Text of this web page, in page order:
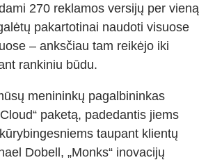
270 reklamos versijų per vieną
pakartotinai naudoti visuose
– anksčiau tam reikėjo iki
rankiniu būdu.
menininkų pagalbininkas
paketą, padedantis jiems
taupant klientų
Dobell, „Monks“ inovacijų